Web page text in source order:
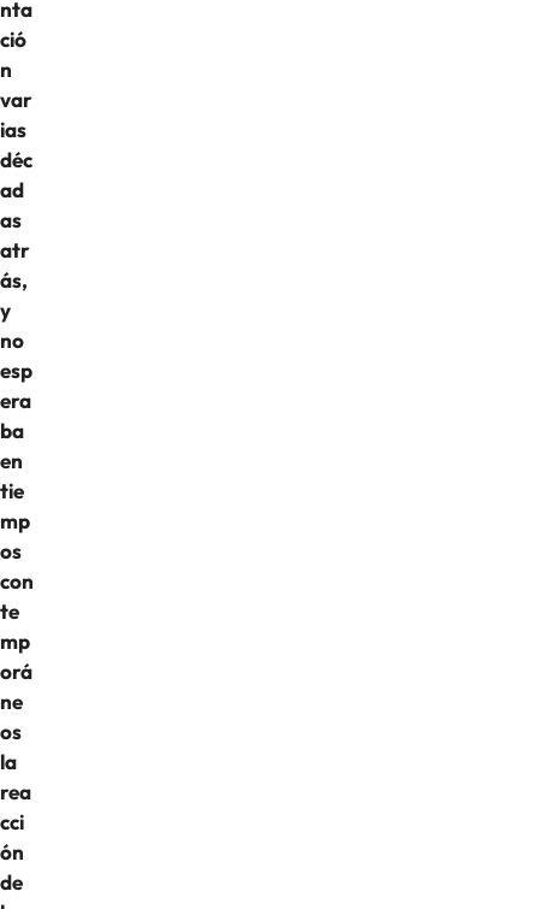
nta
ció
n
var
ias
déc
ad
as
atr
ás,
y
no
esp
era
ba
en
tie
mp
os
con
te
mp
orá
ne
os
la
rea
cci
ón
de